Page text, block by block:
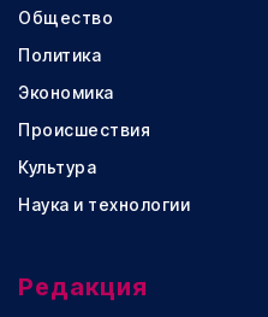
Общество
Политика
Экономика
Происшествия
Культура
Наука и технологии
Редакция